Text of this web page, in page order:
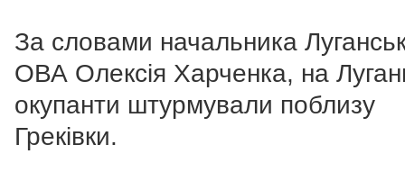
За словами начальника
ОВА Олексія Харченка, на
окупанти штурмували поблизу
Греківки.